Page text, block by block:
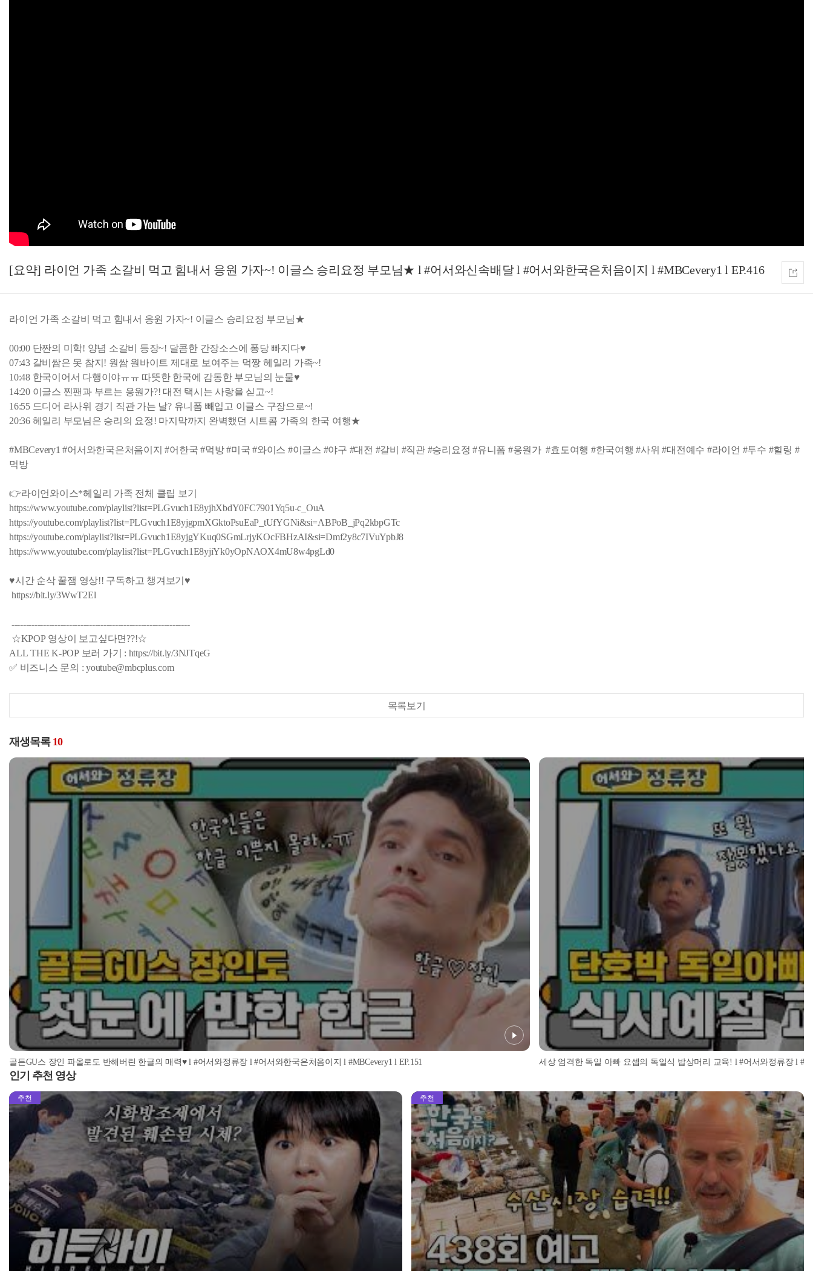
[요약] 라이언 가족 소갈비 먹고 힘내서 응원 가자~! 이글스 승리요정 부모님★ l #어서와신속배달 l #어서와한국은처음이지 l #MBCevery1 l EP.416
라이언 가족 소갈비 먹고 힘내서 응원 가자~! 이글스 승리요정 부모님★
00:00 단짠의 미학! 양념 소갈비 등장~! 달콤한 간장소스에 퐁당 빠지다♥
07:43 갈비쌈은 못 참지! 원쌈 원바이트 제대로 보여주는 먹짱 헤일리 가족~!
10:48 한국이어서 다행이야ㅠㅠ 따뜻한 한국에 감동한 부모님의 눈물♥
14:20 이글스 찐팬과 부르는 응원가?! 대전 택시는 사랑을 싣고~!
16:55 드디어 라사위 경기 직관 가는 날? 유니폼 빼입고 이글스 구장으로~!
20:36 헤일리 부모님은 승리의 요정! 마지막까지 완벽했던 시트콤 가족의 한국 여행★
#MBCevery1 #어서와한국은처음이지 #어한국 #먹방 #미국 #와이스 #이글스 #야구 #대전 #갈비 #직관 #승리요정 #유니폼 #응원가 #효도여행 #한국여행 #사위 #대전예수 #라이언 #투수 #힐링 #
먹방
👉라이언와이스*헤일리 가족 전체 클립 보기
https://www.youtube.com/playlist?list=PLGvuch1E8yjhXbdY0FC7901Yq5u-c_OuA
https://youtube.com/playlist?list=PLGvuch1E8yjgpmXGktoPsuEaP_tUfYGNi&si=ABPoB_jPq2kbpGTc
https://youtube.com/playlist?list=PLGvuch1E8yjgYKuq0SGmLrjyKOcFBHzAI&si=Dmf2y8c7IVuYpbJ8
https://www.youtube.com/playlist?list=PLGvuch1E8yjiYk0yOpNAOX4mU8w4pgLd0
♥시간 순삭 꿀잼 영상!! 구독하고 챙겨보기♥
https://bit.ly/3WwT2El
--------------------------------------------------------------
☆KPOP 영상이 보고싶다면??!☆
ALL THE K-POP 보러 가기 : https://bit.ly/3NJTqeG
✅ 비즈니스 문의 : youtube@mbcplus.com
목록보기
재생목록 10
골든GU스 장인 파올로도 반해버린 한글의 매력♥ l #어서와정류장 l #어서와한국은처음이지 l #MBCevery1 l EP.151 세상 엄격한 독일 아빠 요셉의 독일식 밥상머리 교육! l #어서와정류장 l #어
인기 추천 영상
추천 추천